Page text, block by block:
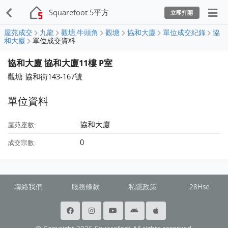
Squarefoot 5平方 立即打開
屋苑成交 九龍 觀塘,牛頭角 觀塘 協和大廈 單位成交紀錄
協
和大廈
單位成交資料
協和大廈 協和大廈11樓 P室
觀塘 協和街143-167號
單位資料
屋苑座數: 協和大廈
成交宗數: 0
聯絡我們 服務條款 私隱政策 28Hse